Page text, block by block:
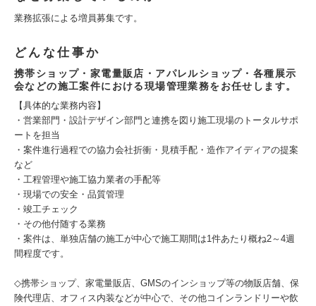
業務拡張による増員募集です。
どんな仕事か
携帯ショップ・家電量販店・アパレルショップ・各種展示
会などの施工案件における現場管理業務をお任せします。
【具体的な業務内容】
・営業部門・設計デザイン部門と連携を図り施工現場のトータルサポ
ートを担当
・案件進行過程での協力会社折衝・見積手配・造作アイディアの提案
など
・工程管理や施工協力業者の手配等
・現場での安全・品質管理
・竣工チェック
・その他付随する業務
・案件は、単独店舗の施工が中心で施工期間は1件あたり概ね2～4週
間程度です。
◇携帯ショップ、家電量販店、GMSのインショップ等の物販店舗、保
険代理店、オフィス内装などが中心で、その他コインランドリーや飲